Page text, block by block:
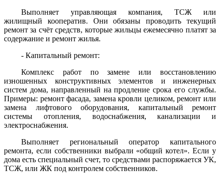
Выполняет управляющая компания, ТСЖ или
жилищный кооператив. Они обязаны проводить текущий
ремонт за счёт средств, которые жильцы ежемесячно платят за
содержание и ремонт жилья.
- Капитальный ремонт:
Комплекс работ по замене или восстановлению
изношенных конструктивных элементов и инженерных
систем дома, направленный на продление срока его службы.
Примеры: ремонт фасада, замена кровли целиком, ремонт или
замена лифтового оборудования, капитальный ремонт
системы отопления, водоснабжения, канализации и
электроснабжения.
Выполняет региональный оператор капитального
ремонта, если собственники выбрали «общий котел». Если у
дома есть специальный счет, то средствами распоряжается УК,
ТСЖ, или ЖК под контролем собственников.